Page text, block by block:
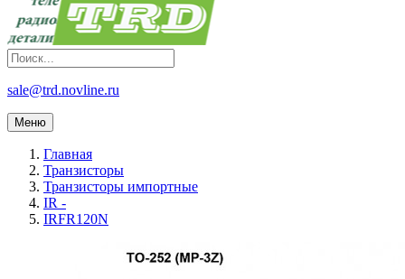
sale@trd.novline.ru
Меню
Главная
Транзисторы
Транзисторы импортные
IR -
IRFR120N